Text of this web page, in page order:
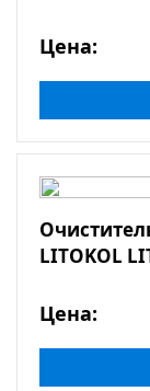
Цена:
LITOKOL
Цена: